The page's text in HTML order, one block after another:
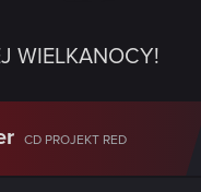
WIELKANOCY!
CD PROJEKT RED